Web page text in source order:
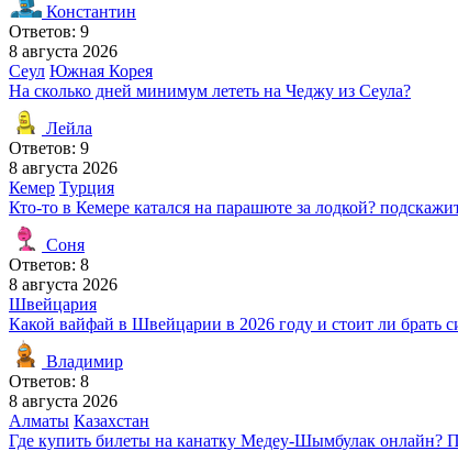
Константин
Ответов: 9
8 августа 2026
Сеул Южная Корея
На сколько дней минимум лететь на Чеджу из Сеула?
Лейла
Ответов: 9
8 августа 2026
Кемер Турция
Кто-то в Кемере катался на парашюте за лодкой?
Соня
Ответов: 8
8 августа 2026
Швейцария
Какой вайфай в Швейцарии в 2026 году и стоит ли брать
Владимир
Ответов: 8
8 августа 2026
Алматы Казахстан
Где купить билеты на канатку Медеу-Шымбулак онлайн?